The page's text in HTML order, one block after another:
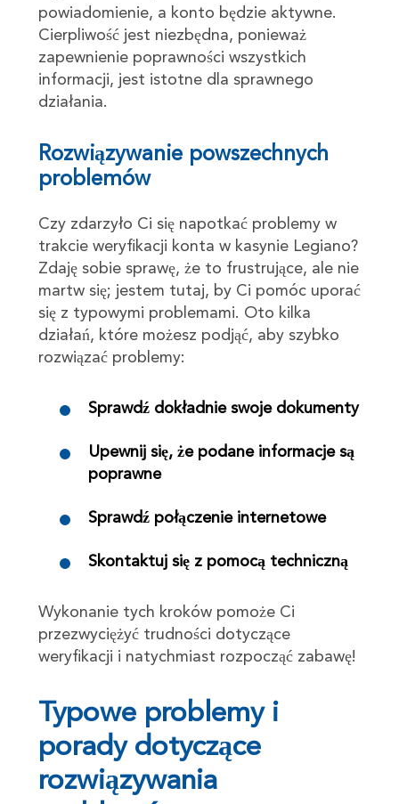
powiadomienie, a konto będzie aktywne.
Cierpliwość jest niezbędna, ponieważ
zapewnienie poprawności wszystkich
informacji, jest istotne dla sprawnego
działania.
Rozwiązywanie powszechnych
problemów
Czy zdarzyło Ci się napotkać problemy w
trakcie weryfikacji konta w kasynie Legiano?
Zdaję sobie sprawę, że to frustrujące, ale nie
martw się; jestem tutaj, by Ci pomóc uporać
się z typowymi problemami. Oto kilka
działań, które możesz podjąć, aby szybko
rozwiązać problemy:
Sprawdź dokładnie swoje dokumenty
Upewnij się, że podane informacje są
poprawne
Sprawdź połączenie internetowe
Skontaktuj się z pomocą techniczną
Wykonanie tych kroków pomoże Ci
przezwyciężyć trudności dotyczące
weryfikacji i natychmiast rozpocząć zabawę!
Typowe problemy i
porady dotyczące
rozwiązywania